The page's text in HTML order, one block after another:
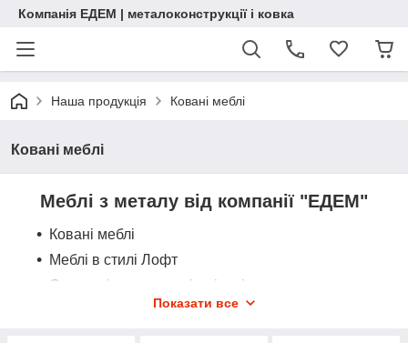
Компанія ЕДЕМ | металоконструкції і ковка
Наша продукція Ковані меблі
Ковані меблі
Меблі з металу від компанії "ЕДЕМ"
Ковані меблі
Меблі в стилі Лофт
Столи
ліжка
стелажі, стільці
Виготовлені з товстостінного металу не з
Показати все